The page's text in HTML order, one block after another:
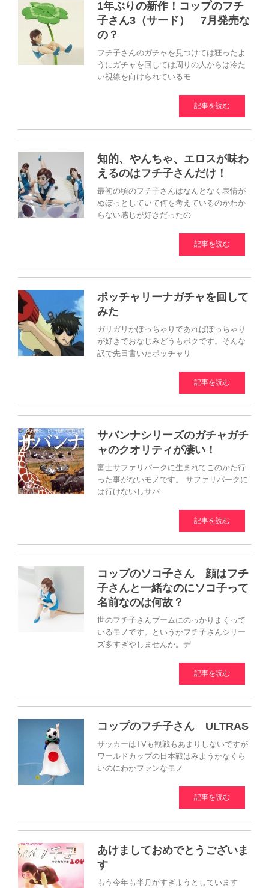
1年ぶりの新作！コップのフチ
子さん3（サード） 7月発売な
の？
フチ子さんのガチャを見つけては狂ったよ
うにガチャを回しては周りの人からは冷た
い視線を向けられているモ
記事を読む
知的、やんちゃ、エロスが味わ
えるのはフチ子さんだけ！
最初の頃のフチ子さんはなんとなく表情が
ぬぼっとしていて何を考えているのかわか
らない感じが好きだったの
記事を読む
ポッチャリーナガチャを回して
みた
ガリガリかぽっちゃりであればぽっちゃり
が好きでおなじみどうもボクです。そんな
訳で先日書いたポッチャリ
記事を読む
サバンナシリーズのガチャガチ
ャのクオリティが凄い！
富士サファリパークに生まれてこのかた行
った事がないモノです。 サファリパークに
は行けないしサバ
記事を読む
コップのソコ子さん 顔はフチ
子さんと一緒なのにソコ子って
名前なのは何故？
世のフチ子さんブームにのっかりまくって
いるモノです。というかフチ子さんシリー
ズ多すぎやしませんか。デ
記事を読む
コップのフチ子さん ULTRAS
サッカーはTVも観戦もあまりしないですが
ワールドカップの日本戦はみようかなくら
いのにわかファンなモノ
記事を読む
あけましておめでとうございま
す
もう今年も半月がすぎようとしています